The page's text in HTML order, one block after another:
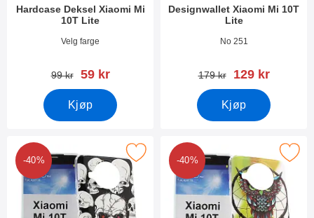
Hardcase Deksel Xiaomi Mi
10T Lite
Varenummer 38698
Velg farge
gammel pris
99 kr ny pris
59 kr
Kjøp
Designwallet Xiaomi Mi 10T
Lite
Varenummer 38622
No 251
gammel pris
179 kr ny pris
129 kr
Kjøp
-40%
tPU Designdeksel Xiaomi Mi 10T Lite som favoritt
-40%
Merk tPU Designdeksel Xiaomi